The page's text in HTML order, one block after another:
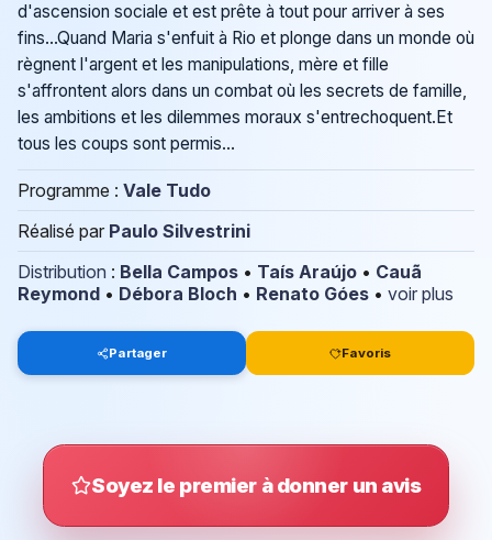
d'ascension sociale et est prête à tout pour arriver à ses
fins…Quand Maria s'enfuit à Rio et plonge dans un monde où
règnent l'argent et les manipulations, mère et fille
s'affrontent alors dans un combat où les secrets de famille,
les ambitions et les dilemmes moraux s'entrechoquent.Et
tous les coups sont permis…
Programme : Vale Tudo
Réalisé par Paulo Silvestrini
Distribution : Bella Campos • Taís Araújo • Cauã
Reymond • Débora Bloch • Renato Góes • voir plus
Partager Favoris
Soyez le premier à donner un avis